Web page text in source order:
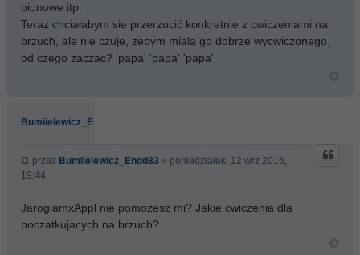
pionowe itp.
Teraz chciałabym sie przerzucić konkretnie z cwiczeniami na
brzuch, ale nie czuje, zebym miala go dobrze wycwiczonego,
od czego zaczac? 'papa' 'papa' 'papa'
Bumiielewicz_Endd83
przez Bumiielewicz_Endd83 » poniedziałek, 12 wrz 2016,
19:44
JarogiamxAppl nie pomożesz mi? Jakie cwiczenia dla
poczatkujacych na brzuch?